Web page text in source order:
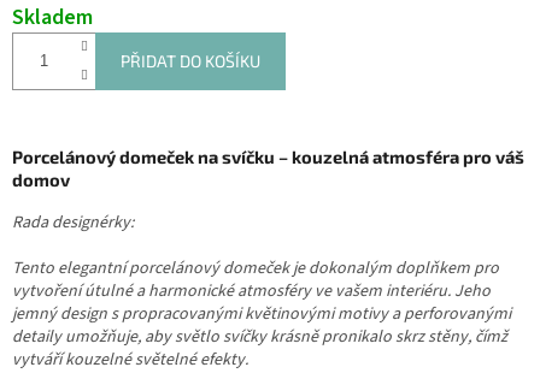
Skladem
PŘIDAT DO KOŠÍKU
Porcelánový domeček na svíčku – kouzelná atmosféra pro váš
domov
Rada designérky:
Tento elegantní porcelánový domeček je dokonalým doplňkem pro
vytvoření útulné a harmonické atmosféry ve vašem interiéru. Jeho
jemný design s propracovanými květinovými motivy a perforovanými
detaily umožňuje, aby světlo svíčky krásně pronikalo skrz stěny, čímž
vytváří kouzelné světelné efekty.